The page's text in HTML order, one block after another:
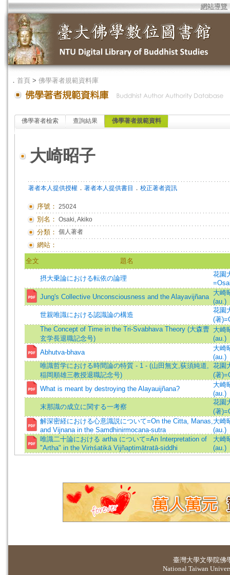
網站導覽
． 首頁 > 佛學著者規範資料庫
佛學著者檢索 查詢結果 佛學著者規範資料
大崎昭子
著者本人提供授權 ． 著者本人提供書目 ． 校正著者資訊
序號： 25024
別名： Osaki, Akiko
分類： 個人著者
網站：
全文 題名
摂大乗論における転依の論理
花園
Jung's Collective Unconsciousness and the Alayavijñana
大崎
(au.)
世親唯識における認識論の構造
花園
(著
The Concept of Time in the Tri-Svabhava Theory (大森曹
玄学長退職記念号)
大崎
(au.)
Abhutva-bhava
大崎
(au.)
唯識哲学における時間論の特質 - 1 - (山田無文,荻須純道,
稲岡順雄三教授退職記念号)
花園
(著
What is meant by destroying the Alayauijñana?
大崎
(au.)
末那識の成立に関する一考察
花園
(著
解深密経における心意識説について=On the Citta, Manas,
and Vijnana in the Samdhinirmocana-sutra
大崎
(au.)
唯識二十論における artha について=An Interpretation of
"Artha" in the Viṁśatikā Vijñaptimātratā-siddhi
大崎
(au.)
臺灣大學文學院佛
National Taiwan